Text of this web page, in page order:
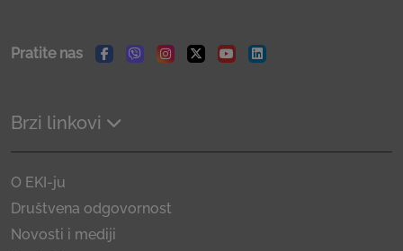
Pratite nas
Facebook
ViberInstagram
TwitterYoutubeLinkedin
Brzi linkovi
O EKI-ju
Društvena odgovornost
Novosti i mediji